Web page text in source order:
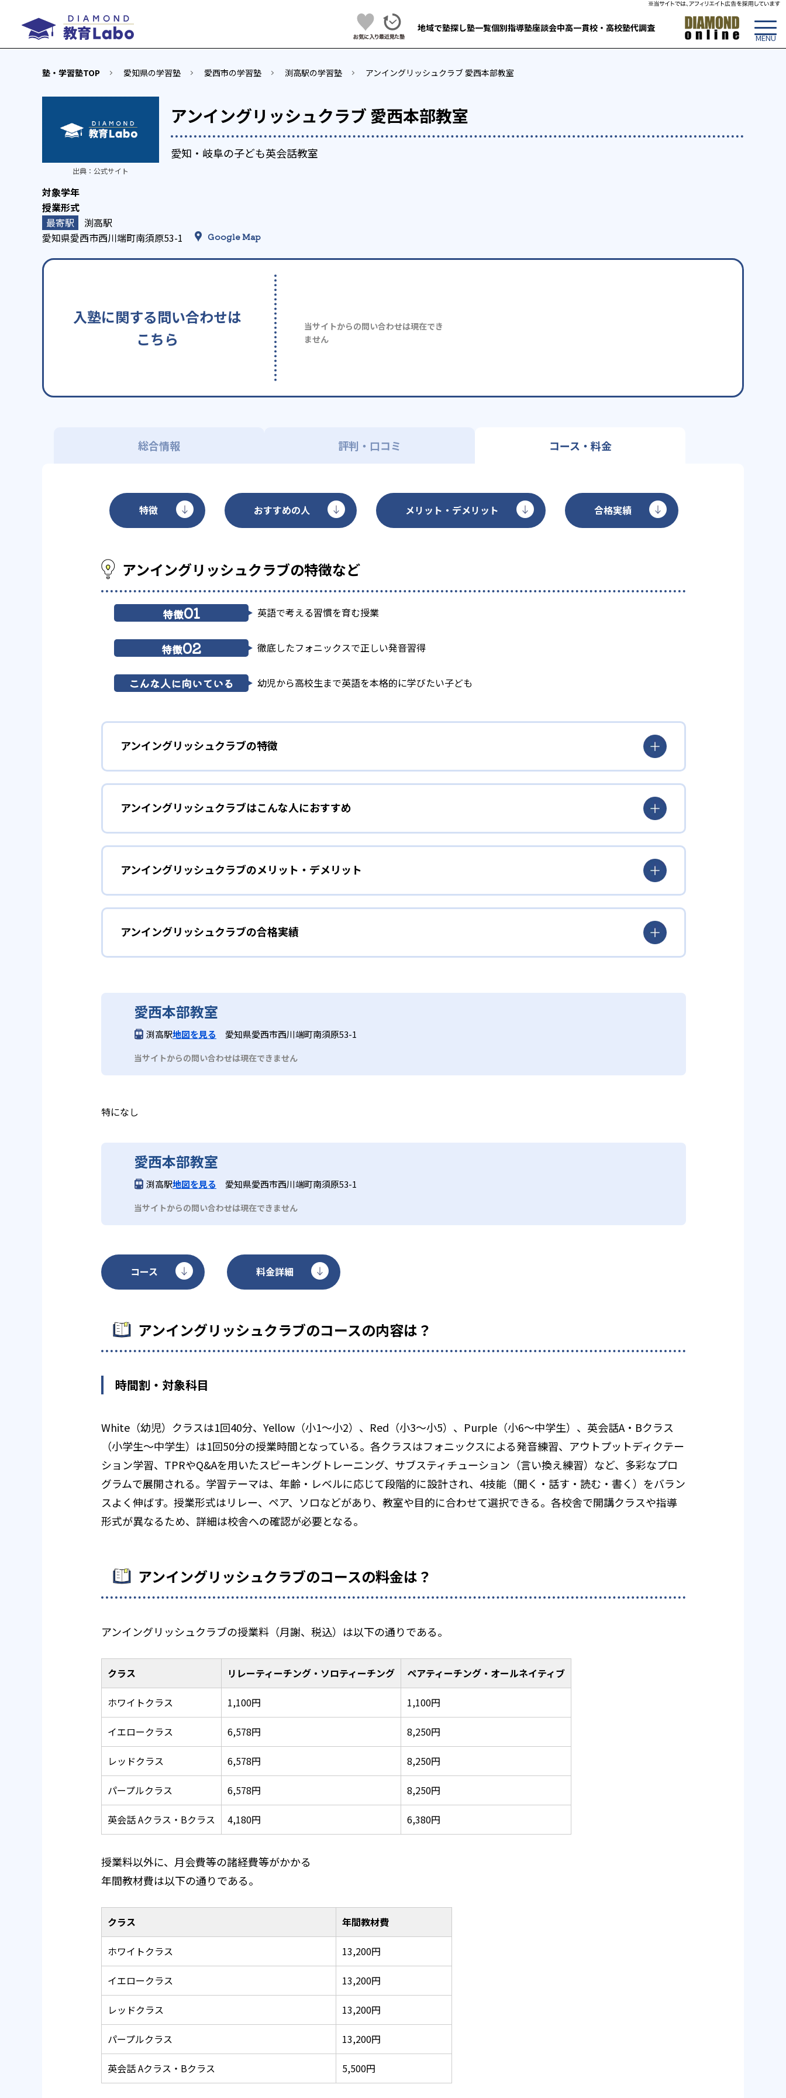
地域で塾探し塾一覧個別指導塾座談会中高一貫校・高校塾代調査
塾・学習塾TOP 愛知県の学習塾 愛西市の学習塾 渕高駅の学習塾 アンイングリッシュクラブ 愛西本部教室
アンイングリッシュクラブ 愛西本部教室
愛知・岐阜の子ども英会話教室
出典： 公式サイト
渕高駅
愛知県愛西市西川端町南須原53-1
Google Map
入塾に関する問い合わせは
こちら
当サイトからの問い合わせは現在でき
ません
総合情報 評判・口コミ コース・料金
特徴 おすすめの人 メリット・デメリット 合格実績
アンイングリッシュクラブの特徴など
特徴01 英語で考える習慣を育む授業
特徴02 徹底したフォニックスで正しい発音習得
こんな人に向いている 幼児から高校生まで英語を本格的に学びたい子ども
アンイングリッシュクラブの特徴
1 「英語耳」トレーニング
アンイングリッシュクラブでは、「英語を英語のまま理解する」ことを目標に、「英語耳」をつくるトレーニングを行う。英語を
「音」として覚えることを目標に、幼児〜小学校低学年向けのWhite〜Yellowクラスでは、英語をできるだけたくさん聞くことに
重点を置く。
2 フォニックス×ディクテーションで発音と理解を強化
全クラスでフォニックスを徹底指導し、正確な発音の習得を目指す。さらに、動画付きオリジナルテキストを使用したディクテー
ショントレーニングで、聞き取った英語を実際に書くアウトプットを実践。音で聞く力と文字化する理解力を同時に鍛え「話す」
日本人講師と外国人講師による授業と、日本人講師のみの授業を隔週で実施するリレーティーチング。日本人講師と外国人講師が
毎回ペアで授業を行うペアティーチング、外国人講師のみのソロティーチングなど、さまざまな指導形式が用意されている。
アンイングリッシュクラブはこんな人におすすめ
英語を「音」として覚えることを目標に、WhiteクラスやYellowクラスでは英語をできるだけたくさん聞くことに重点を置く。
話す・聞く力を本格的に鍛えたい人
Yellow〜Redクラスではコミュニケーションに重点を置き、英語の指示通りに体を動かすTPRやQ&A、言い換え練習を用いたスピ
中学生・高校生が対象となる英会話A・Bクラスは、外国人講師のみの授業となる。英語を日本語と同じくらい話せる水準を目指
し、フリーカンバセーションを行う。大学受験やその先にも役立つ英会話力を養う。
アンイングリッシュクラブのメリット・デメリット
アンイングリッシュクラブでは、英語を母語感覚で習得していくための授業が受けられる。リレーティーチング・ペアティーチン
グ・ソロティーチングなどを選べるため、学習目的や予算に応じて最適な授業形式を選択可能だ。フォニックスやディクテーショ
ン、TPRなど多彩な学習法を組み合わせたトレーニングで、4技能をバランス良く伸ばせる。
どんなデメリットがある?
愛知・岐阜エリアの直営教室のみで展開するため、地域外の受講は難しい。ペアティーチングなどの指導形式には一部の校舎での
み実施しているものもあるため、近くの教室で希望する指導形式が選べない場合もある。
アンイングリッシュクラブの合格実績
アンイングリッシュクラブは合格実績を公式サイトで公開していない。
愛西本部教室
渕高駅地図を見る 愛知県愛西市西川端町南須原53-1
当サイトからの問い合わせは現在できません
特になし
愛西本部教室
渕高駅地図を見る 愛知県愛西市西川端町南須原53-1
当サイトからの問い合わせは現在できません
コース 料金詳細
アンイングリッシュクラブのコースの内容は？
時間割・対象科目
White（幼児）クラスは1回40分、Yellow（小1〜小2）、Red（小3〜小5）、Purple（小6〜中学生）、英会話A・Bクラス
（小学生〜中学生）は1回50分の授業時間となっている。各クラスはフォニックスによる発音練習、アウトプットディクテー
ション学習、TPRやQ&Aを用いたスピーキングトレーニング、サブスティチューション（言い換え練習）など、多彩なプロ
グラムで展開される。学習テーマは、年齢・レベルに応じて段階的に設計され、4技能（聞く・話す・読む・書く）をバラン
スよく伸ばす。授業形式はリレー、ペア、ソロなどがあり、教室や目的に合わせて選択できる。各校舎で開講クラスや指導
形式が異なるため、詳細は校舎への確認が必要となる。
アンイングリッシュクラブのコースの料金は？
アンイングリッシュクラブの授業料（月謝、税込）は以下の通りである。
クラス リレーティーチング・ソロティーチング ペアティーチング・オールネイティブ
ホワイトクラス 1,100円 1,100円
イエロークラス 6,578円 8,250円
レッドクラス 6,578円 8,250円
パープルクラス 6,578円 8,250円
英会話 Aクラス・Bクラス 4,180円 6,380円
授業料以外に、月会費等の諸経費等がかかる
年間教材費は以下の通りである。
クラス 年間教材費
ホワイトクラス 13,200円
イエロークラス 13,200円
レッドクラス 13,200円
パープルクラス 13,200円
英会話 Aクラス・Bクラス 5,500円